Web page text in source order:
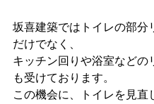
坂喜建築ではトイレの部分
だけでなく、
キッチン回りや浴室などの
も受けております。
この機会に、トイレを見直